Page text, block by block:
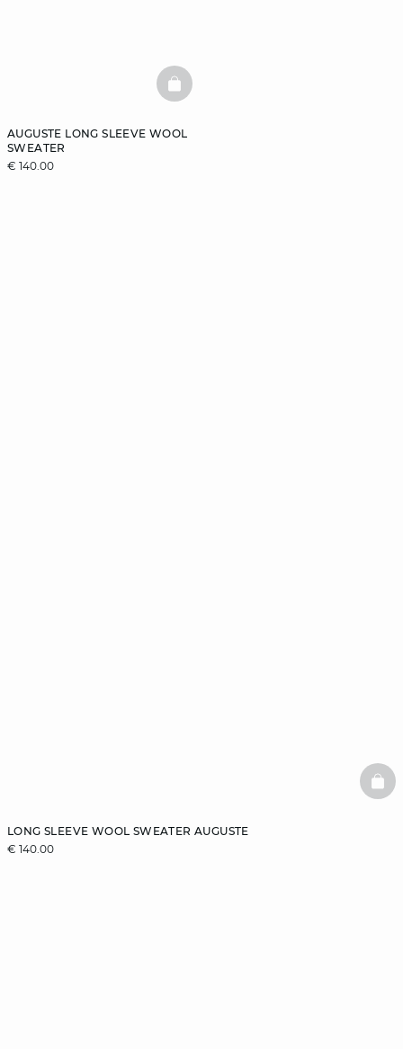
AUGUSTE LONG SLEEVE WOOL
SWEATER
€ 140.00
BASKETFULL
LONG SLEEVE WOOL SWEATER AUGUSTE
€ 140.00